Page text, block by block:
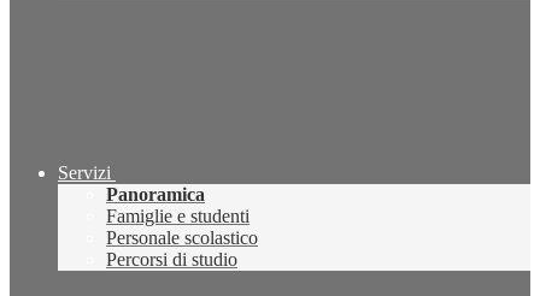
Servizi
Panoramica
Famiglie e studenti
Personale scolastico
Percorsi di studio